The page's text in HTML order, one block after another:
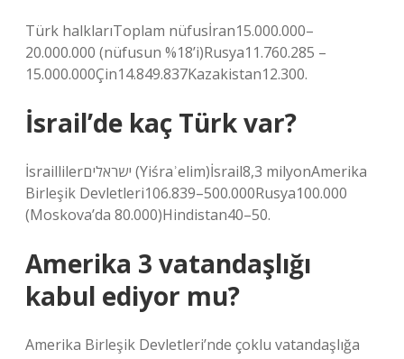
Türk halklarıToplam nüfusİran15.000.000–
20.000.000 (nüfusun %18’i)Rusya11.760.285 –
15.000.000Çin14.849.837Kazakistan12.300.
İsrail’de kaç Türk var?
İsraillilerישראלים (Yiśraʾelim)İsrail8,3 milyonAmerika
Birleşik Devletleri106.839–500.000Rusya100.000
(Moskova’da 80.000)Hindistan40–50.
Amerika 3 vatandaşlığı
kabul ediyor mu?
Amerika Birleşik Devletleri’nde çoklu vatandaşlığa